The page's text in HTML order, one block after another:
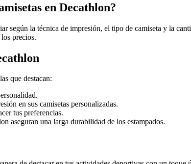
en Decathlon?
según la técnica de impresión, el tipo de camiseta y la
precios.
que destacan:
en sus camisetas personalizadas.
tus preferencias.
aseguran una larga durabilidad de los estampados.